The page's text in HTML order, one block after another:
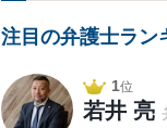
注目の弁護士ラン
1位
若井 亮